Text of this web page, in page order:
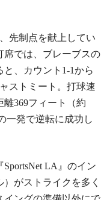
先制点を献上してい
席では、ブレーブスの
、カウント1-1から
ストミート。打球速
離369フィート（約
一発で逆転に成功し
LA』のイン
がストライクを多く